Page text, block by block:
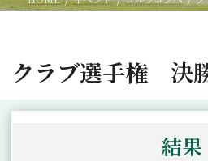
クラブ選手権 決
結果